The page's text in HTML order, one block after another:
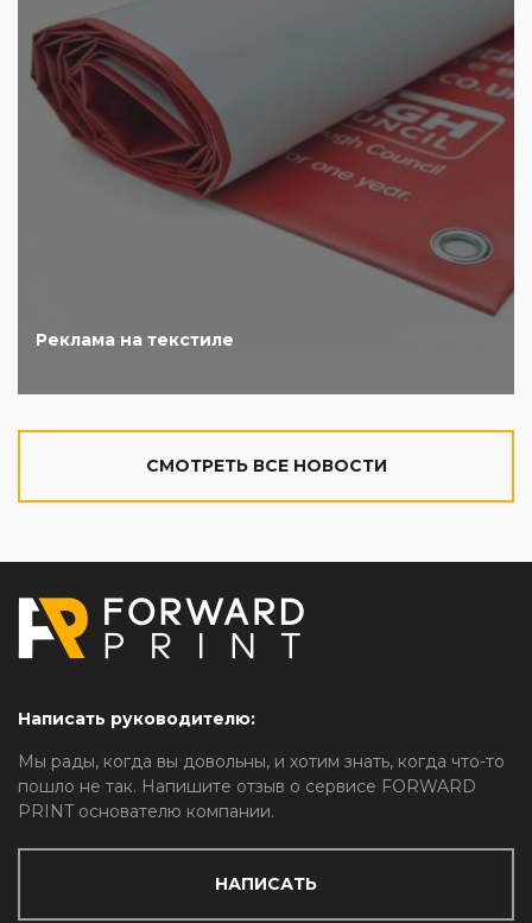
Реклама на текстиле
CМОТРЕТЬ ВСЕ НОВОСТИ
Написать руководителю:
Мы рады, когда вы довольны, и хотим знать, когда что-то
пошло не так. Напишите отзыв о сервисе FORWARD
PRINT основателю компании.
НАПИСАТЬ